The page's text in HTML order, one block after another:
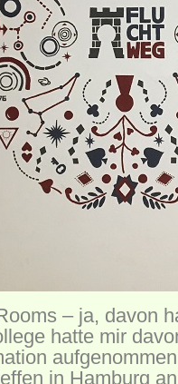
– ja, davon
hatte mir
in Hamburg